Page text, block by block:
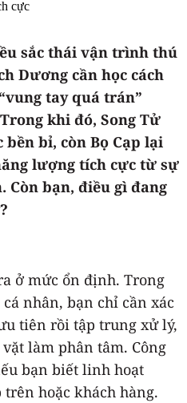
sắc thái vận trình thú
Dương cần học cách
tay quá trán”
khi đó, Song Tử
bỉ, còn Bọ Cạp lại
lượng tích cực từ sự
Còn bạn, điều gì đang
ở mức ổn định. Trong
nhân, bạn chỉ cần xác
tiên rồi tập trung xử lý,
làm phân tâm. Công
bạn biết linh hoạt
hoặc khách hàng.